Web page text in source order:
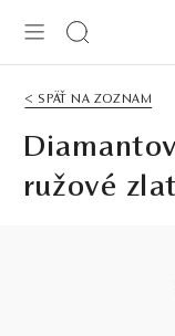
< SPÄŤ NA ZOZNAM
ružové